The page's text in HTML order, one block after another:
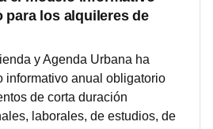
para los alquileres de
y Agenda Urbana ha
informativo anual obligatorio
de corta duración
laborales, de estudios, de